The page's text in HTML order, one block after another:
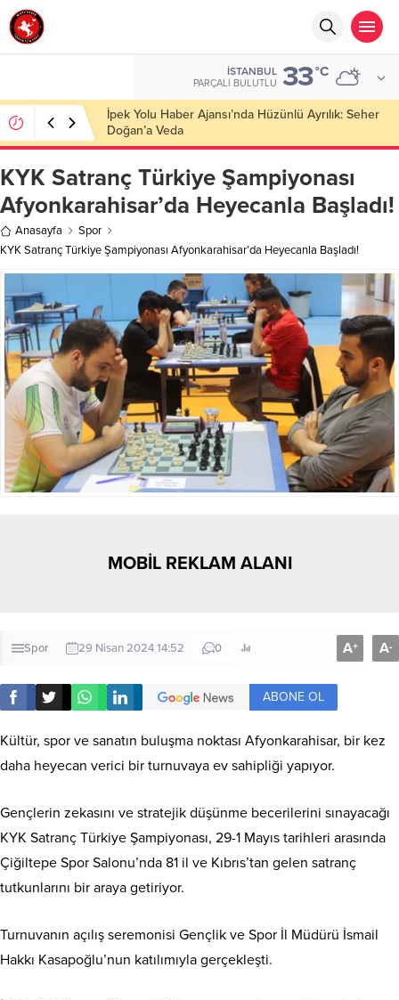
İSTANBUL
PARÇALI BULUTLU 33°C
Başkan Nihat Öztürk, Şanahan’da Hacı Eryaman’a
Misafir Oldu
KYK Satranç Türkiye Şampiyonası
Afyonkarahisar’da Heyecanla Başladı!
Anasayfa
Spor
KYK Satranç Türkiye Şampiyonası Afyonkarahisar’da Heyecanla Başladı!
MOBİL REKLAM ALANI
Spor 29 Nisan 2024 14:52 0 A+ A-
ABONE OL
Kültür, spor ve sanatın buluşma noktası Afyonkarahisar, bir kez
daha heyecan verici bir turnuvaya ev sahipliği yapıyor.
Gençlerin zekasını ve stratejik düşünme becerilerini sınayacağı
KYK Satranç Türkiye Şampiyonası, 29-1 Mayıs tarihleri arasında
Çiğiltepe Spor Salonu’nda 81 il ve Kıbrıs’tan gelen satranç
tutkunlarını bir araya getiriyor.
Turnuvanın açılış seremonisi Gençlik ve Spor İl Müdürü İsmail
Hakkı Kasapoğlu’nun katılımıyla gerçekleşti.